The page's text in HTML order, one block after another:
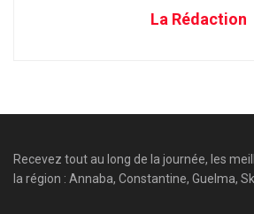
La Rédaction
Recevez tout au long de la journée, les
la région : Annaba, Constantine, Guelma,